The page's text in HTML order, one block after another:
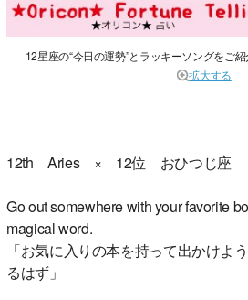
12星座の“今日の運勢”とラッキーソングをご
拡大する
12th Aries × 12位 おひつじ座
Go out somewhere with your favorite
magical word.
「お気に入りの本を持って出かけよ
るはず」